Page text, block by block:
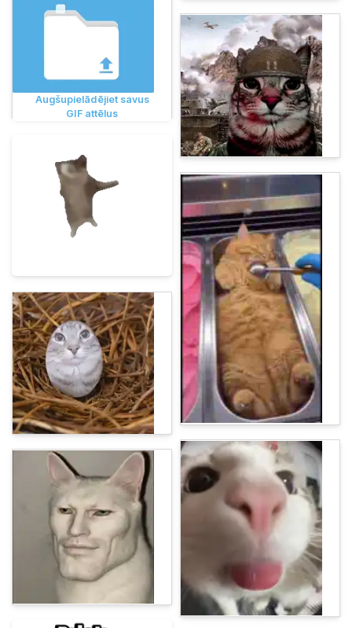
Augšupielādējiet savus
GIF attēlus